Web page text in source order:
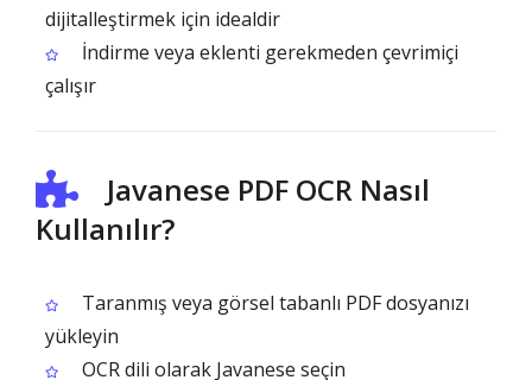
dijitalleştirmek için idealdir
İndirme veya eklenti gerekmeden çevrimiçi
çalışır
Javanese PDF OCR Nasıl
Kullanılır?
Taranmış veya görsel tabanlı PDF dosyanızı
yükleyin
OCR dili olarak Javanese seçin